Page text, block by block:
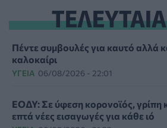
Πέντε συμβουλές για καυτό αλλά
καλοκαίρι
ΥΓΕΊΑ 06/08/2026 - 22:01
ΕΟΔΥ: Σε ύφεση κορονοϊός, γρίπη
επτά νέες εισαγωγές για κάθε ιό